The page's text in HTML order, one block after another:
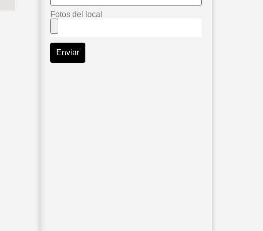
Fotos del local
Enviar